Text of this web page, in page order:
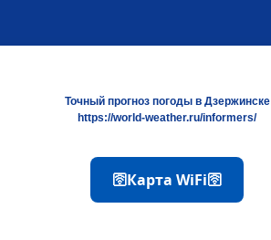
Точный прогноз погоды в Дзержинске
https://world-weather.ru/informers/
🛜Карта WiFi🛜